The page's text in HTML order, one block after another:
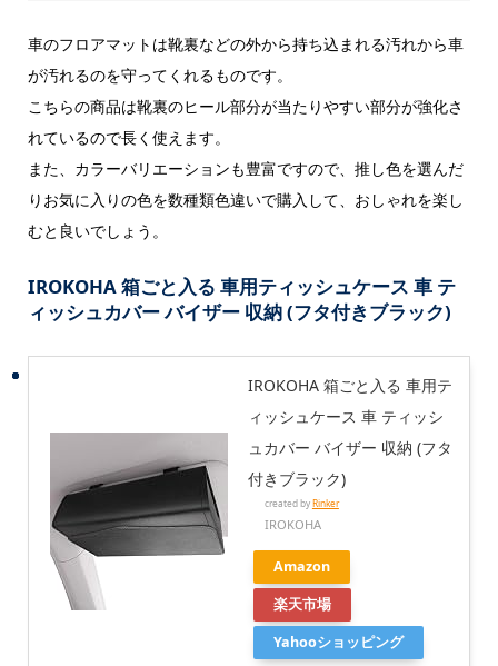
車のフロアマットは靴裏などの外から持ち込まれる汚れから車
が汚れるのを守ってくれるものです。
こちらの商品は靴裏のヒール部分が当たりやすい部分が強化さ
れているので長く使えます。
また、カラーバリエーションも豊富ですので、推し色を選んだ
りお気に入りの色を数種類色違いで購入して、おしゃれを楽し
むと良いでしょう。
IROKOHA 箱ごと入る 車用ティッシュケース 車 テ
ィッシュカバー バイザー 収納 (フタ付きブラック)
IROKOHA 箱ごと入る 車用テ
ィッシュケース 車 ティッシ
ュカバー バイザー 収納 (フタ
付きブラック)
created byRinker
IROKOHA
Amazon
楽天市場
Yahooショッピング